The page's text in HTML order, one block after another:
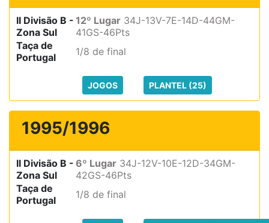
II Divisão B -
Zona Sul
12º Lugar 34J-13V-7E-14D-44GM-
41GS-46Pts
Taça de
Portugal
1/8 de final
JOGOS PLANTEL (25)
1995/1996
II Divisão B -
Zona Sul
6º Lugar 34J-12V-10E-12D-34GM-
42GS-46Pts
Taça de
Portugal
1/8 de final